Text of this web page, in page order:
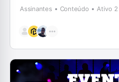
Assinantes Conteúdo Ativo